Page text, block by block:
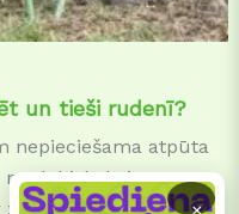
un tieši rudenī?
nepieciešama atpūta
no dabiskākajām un
– ...